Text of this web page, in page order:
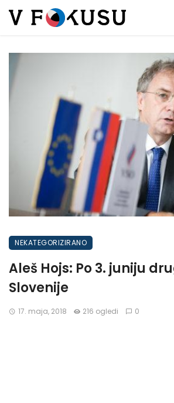
NEKATEGORIZIRANO
Aleš Hojs: Po 3. juniju
Slovenije
17. maja, 2018 216 ogledi 0